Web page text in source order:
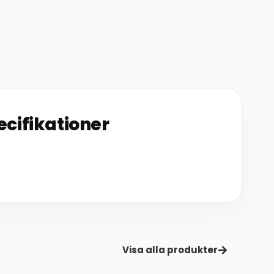
Visa alla produkter